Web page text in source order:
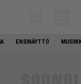
ENSINÄYTTÖ